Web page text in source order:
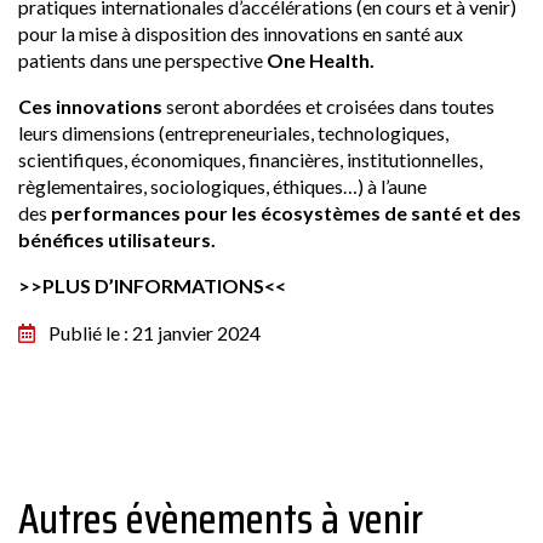
pratiques internationales d’accélérations (en cours et à venir)
pour la mise à disposition des innovations en santé aux
patients dans une perspective One Health.
Ces innovations seront abordées et croisées dans toutes
leurs dimensions (entrepreneuriales, technologiques,
scientifiques, économiques, financières, institutionnelles,
règlementaires, sociologiques, éthiques…) à l’aune
des performances pour les écosystèmes de santé et des
bénéfices utilisateurs.
>>PLUS D’INFORMATIONS<<
Publié le : 21 janvier 2024
Autres évènements à venir